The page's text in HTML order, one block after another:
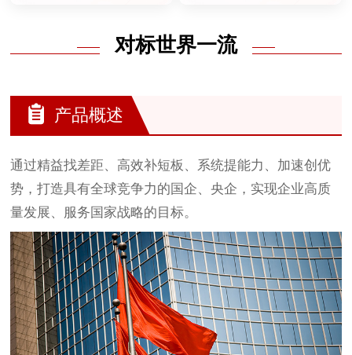
对标世界一流
产品概述
通过精益找差距、高效补短板、系统提能力、加速创优
势，打造具有全球竞争力的国企、央企，实现企业高质
量发展、服务国家战略的目标。